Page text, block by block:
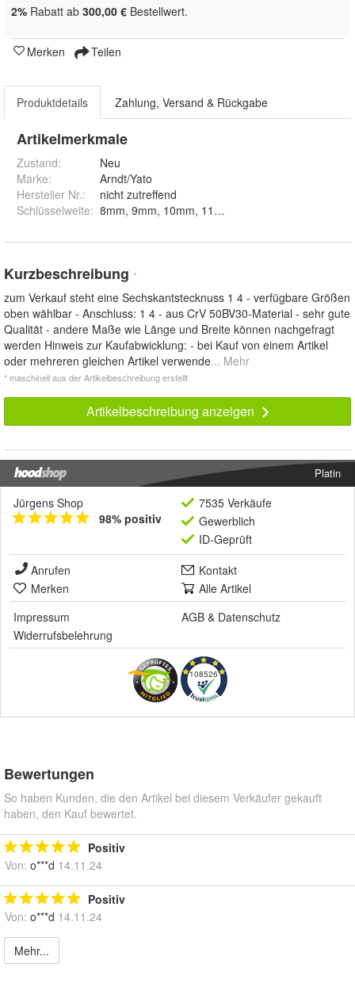
2% Rabatt ab 300,00 € Bestellwert.
Merken Teilen
Produktdetails Zahlung, Versand & Rückgabe
Artikelmerkmale
Zustand:
Neu
Marke:
Arndt/Yato
Hersteller Nr.:
nicht zutreffend
Schlüsselweite:
Kurzbeschreibung *
zum Verkauf steht eine Sechskantstecknuss 1 4 - verfügbare Größen
oben wählbar - Anschluss: 1 4 - aus CrV 50BV30-Material - sehr gute
Qualität - andere Maße wie Länge und Breite können nachgefragt
werden Hinweis zur Kaufabwicklung: - bei Kauf von einem Artikel
oder mehreren gleichen Artikel verwende... Mehr
* maschinell aus der Artikelbeschreibung erstellt
Artikelbeschreibung anzeigen
Platin
Jürgens Shop
98% positiv
7535 Verkäufe
Gewerblich
ID-Geprüft
Anrufen
Kontakt
Merken
Alle Artikel
Impressum
AGB & Datenschutz
Widerrufsbelehrung
108526
Bewertungen
So haben Kunden, die den Artikel bei diesem Verkäufer gekauft
haben, den Kauf bewertet.
Positiv
Von: o***d 14.11.24
Positiv
Von: o***d 14.11.24
Mehr...